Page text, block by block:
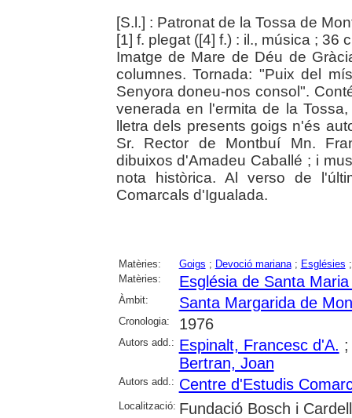
[S.l.] : Patronat de la Tossa de
[1] f. plegat ([4] f.) : il., música ; 36
Imatge de Mare de Déu de
columnes. Tornada: "Puix del
Senyora doneu-nos consol".
venerada en l'ermita de la
lletra dels presents goigs n'és
Sr. Rector de Montbuí Mn.
dibuixos d'Amadeu Caballé ; i
nota històrica. Al verso de
Comarcals d'Igualada.
Matèries: Goigs ; Devoció mariana; Esglésies
Matèries:
Església de Santa
Àmbit: Santa Margarida de
Cronologia: 1976
Autors add.: Espinalt, Francesc d'A.
Bertran, Joan
Autors add.: Centre d'Estudis
Localització: Fundació Bosch i